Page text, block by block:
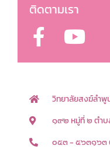
ติดตามเรา
F
a
c
b
Y
o
u
u
b
e
วิทยาลัยสงฆ์ลำพู
๑๙๒ หมู่ที่ ๒ ตำบ
๐๕๓ - ๕๖๓๑๖๓